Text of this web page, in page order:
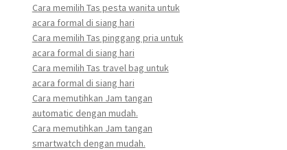
Cara memilih Tas pesta wanita untuk
acara formal di siang hari
Cara memilih Tas pinggang pria untuk
acara formal di siang hari
Cara memilih Tas travel bag untuk
acara formal di siang hari
Cara memutihkan Jam tangan
automatic dengan mudah.
Cara memutihkan Jam tangan
smartwatch dengan mudah.